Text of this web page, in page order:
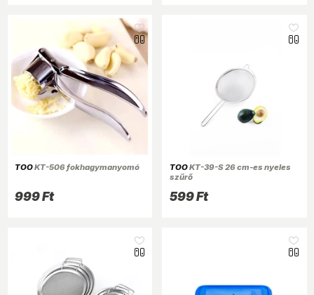
TOOKT-506 fokhagymanyomó
999 Ft
TOOKT-39-S 26 cm-es nyeles
szűrő
599 Ft